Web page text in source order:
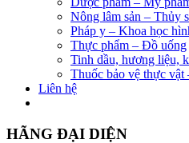
Nông lâm sản – Thủy
Pháp y – Khoa học
Thực phẩm – Đồ uống
Tinh dầu, hương liệu,
Thuốc bảo vệ thực vật
Liên hệ
HÃNG ĐẠI DIỆN